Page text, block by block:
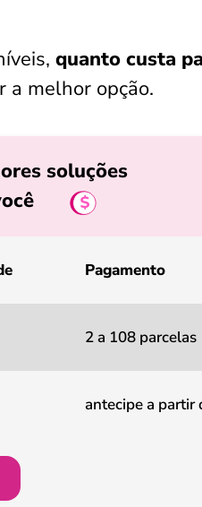
quanto custa
a melhor opção.
soluções
Pagamento
2 a 108 parcelas
antecipe a partir